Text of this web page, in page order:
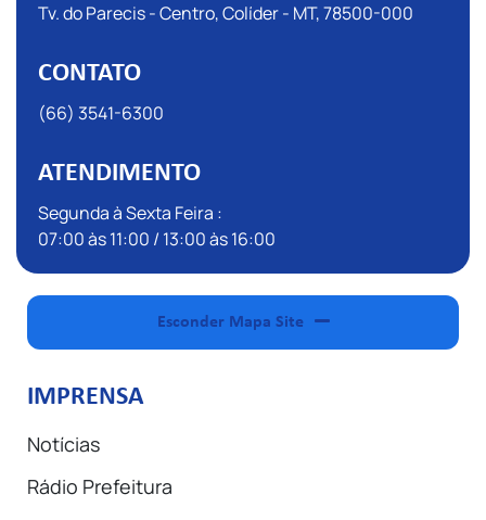
Tv. do Parecis - Centro, Colíder - MT, 78500-000
CONTATO
(66) 3541-6300
ATENDIMENTO
Segunda à Sexta Feira :
07:00 às 11:00 / 13:00 às 16:00
Esconder Mapa Site
IMPRENSA
Notícias
Rádio Prefeitura